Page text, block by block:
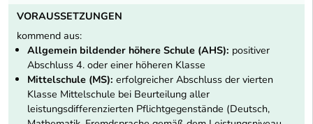
VORAUSSETZUNGEN
kommend aus:
Allgemein bildender höhere Schule (AHS): positiver
Abschluss 4. oder einer höheren Klasse
Mittelschule (MS): erfolgreicher Abschluss der vierten
Klasse Mittelschule bei Beurteilung aller
leistungsdifferenzierten Pflichtgegenstände (Deutsch,